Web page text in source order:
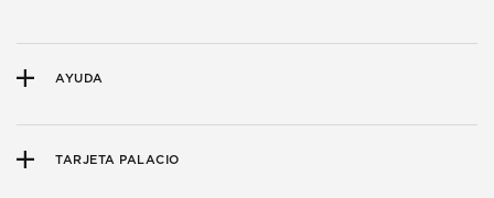
AYUDA
TARJETA PALACIO